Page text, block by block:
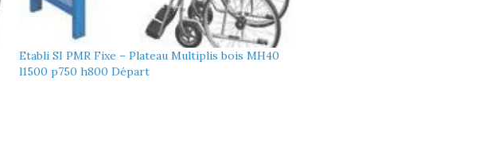
Etabli SI PMR Fixe – Plateau Multiplis bois MH40
l1500 p750 h800 Départ